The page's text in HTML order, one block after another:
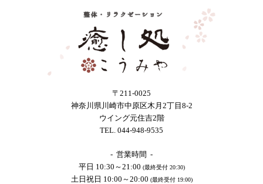
〒211-0025
神奈川県川崎市中原区木月2丁目8-2
ウイング元住吉2階
TEL. 044-948-9535
- 営業時間 -
平日 10:30～21:00 (最終受付 20:30)
土日祝日 10:00～20:00 (最終受付 19:00)